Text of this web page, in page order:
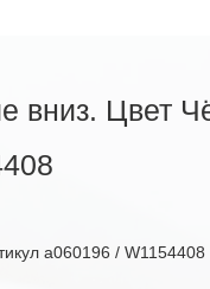
вниз. Цвет
a060196 / W1154408